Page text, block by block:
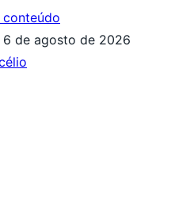
conteúdo
de agosto de 2026